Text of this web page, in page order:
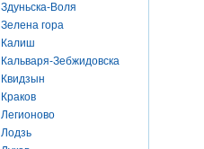
Здуньска-Воля
Зелена гора
Калиш
Кальваря-Зебжидовска
Квидзын
Краков
Легионово
Лодзь